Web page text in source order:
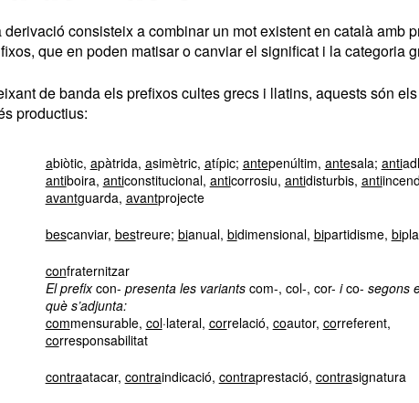
derivació consisteix a combinar un mot existent en català amb
que en poden matisar o canviar el significat i la categoria
de banda els prefixos cultes grecs i llatins, aquests són
productius:
abiòtic, apàtrida, asimètric, atípic; antepenúltim, antesala; anti
antiboira, anticonstitucional, anticorrosiu, antidisturbis, anti
avantguarda, avantprojecte
bescanviar, bestreure; bianual, bidimensional, bipartidisme, bi
confraternitzar
El prefixcon- presenta les variants com-, col-, cor- ico- segons
què s’adjunta:
commensurable, col·lateral, correlació, coautor, correferent,
corresponsabilitat
contraatacar, contraindicació, contraprestació, contrasignatura